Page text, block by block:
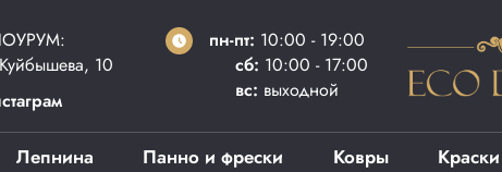
10
пн-пт: 10:00 - 19:00
сб: 10:00 - 17:00
вс: выходной
Лепнина Панно и фрески Ковры Краски